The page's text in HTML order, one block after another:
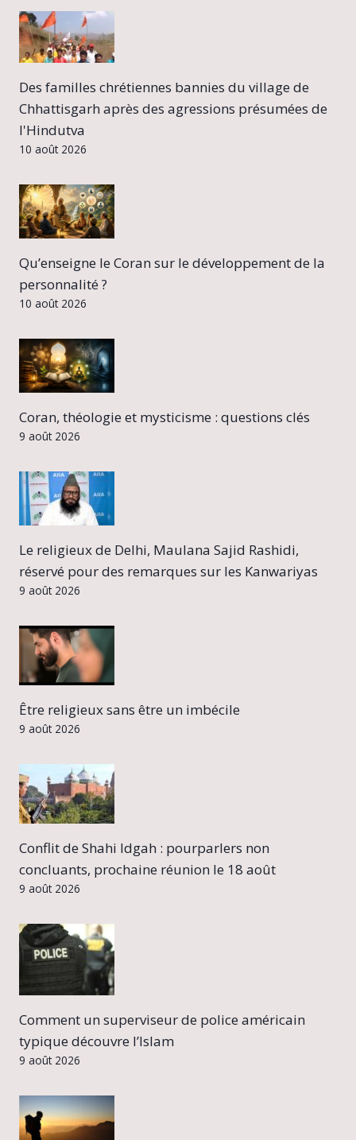
Des familles chrétiennes bannies du village de
Chhattisgarh après des agressions présumées de
l'Hindutva
10 août 2026
Qu’enseigne le Coran sur le développement de la
personnalité ?
10 août 2026
Coran, théologie et mysticisme : questions clés
9 août 2026
Le religieux de Delhi, Maulana Sajid Rashidi,
réservé pour des remarques sur les Kanwariyas
9 août 2026
Être religieux sans être un imbécile
9 août 2026
Conflit de Shahi Idgah : pourparlers non
concluants, prochaine réunion le 18 août
9 août 2026
Comment un superviseur de police américain
typique découvre l’Islam
9 août 2026